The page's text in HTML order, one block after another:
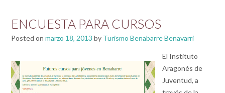
ENCUESTA PARA CURSOS
Posted on marzo 18, 2013 by Turismo Benabarre Benavarri
El Instituto
Aragonés de
Juventud, a